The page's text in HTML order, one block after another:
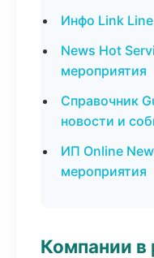
Инфо Link
News Hot
мероприятия
Справочник
новости и
ИП Online
мероприятия
Компании